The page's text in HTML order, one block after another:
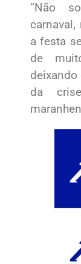
“Não
a festa
de
da